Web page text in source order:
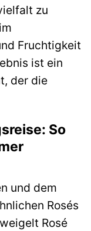
zu
Fruchtigkeit
ist ein
der die
So
und dem
Rosés
Rosé